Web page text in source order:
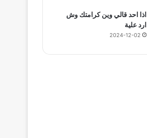
اذا احد قالي وين كرامتك وش
ارد علية
2024-12-02